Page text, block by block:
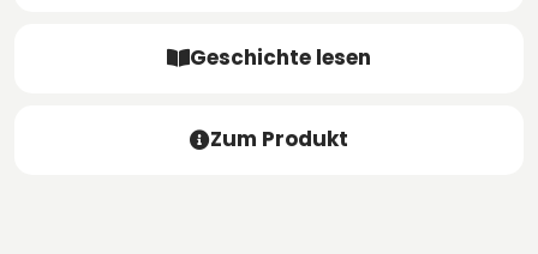
Geschichte lesen
Zum Produkt